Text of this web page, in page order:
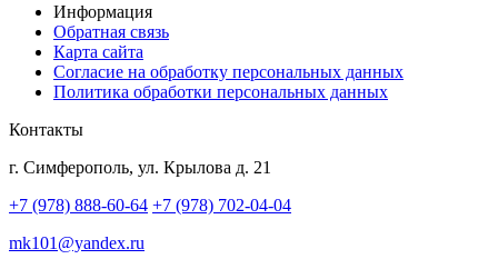
Информация
Обратная связь
Карта сайта
Согласие на обработку персональных данных
Политика обработки персональных данных
Контакты
г. Симферополь, ул. Крылова д. 21
+7 (978) 888-60-64 +7 (978) 702-04-04
mk101@yandex.ru